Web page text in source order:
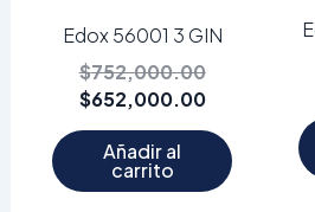
Edox 56001 3 GIN
$752,000.00
$652,000.00
Añadir al
carrito